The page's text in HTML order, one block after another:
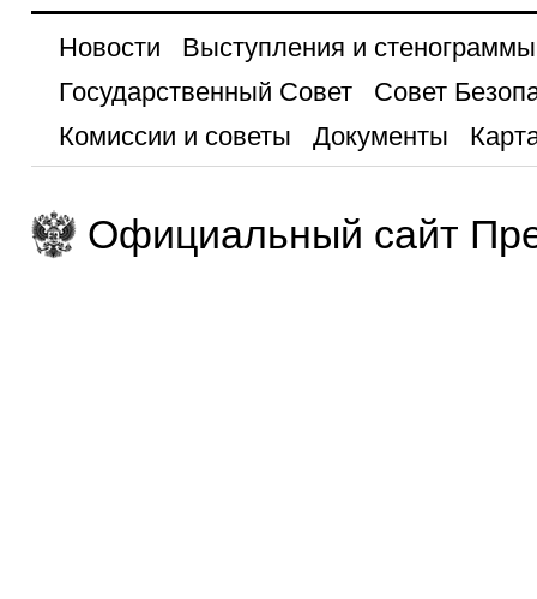
Новости
Выступления и стенограммы
Государственный Совет
Совет
Комиссии и советы
Документы
Официальный сайт